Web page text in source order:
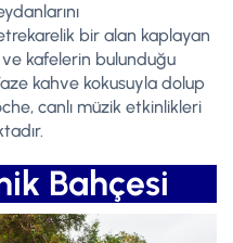
bir alan kaplayan
kafelerin bulunduğu
kahve kokusuyla dolup
canlı müzik etkinlikleri
Bahçesi